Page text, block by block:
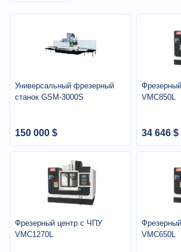
Универсальный фрезерный
станок GSM-3000S
150 000 $
Фрезерный центр с ЧПУ
VMC1270L
VMC850L
34 646 $
VMC650L